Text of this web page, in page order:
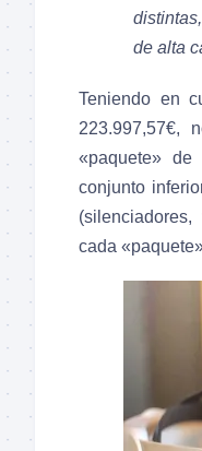
de alta
Teniendo en
223.997,57€,
«paquete» de
conjunto
cada